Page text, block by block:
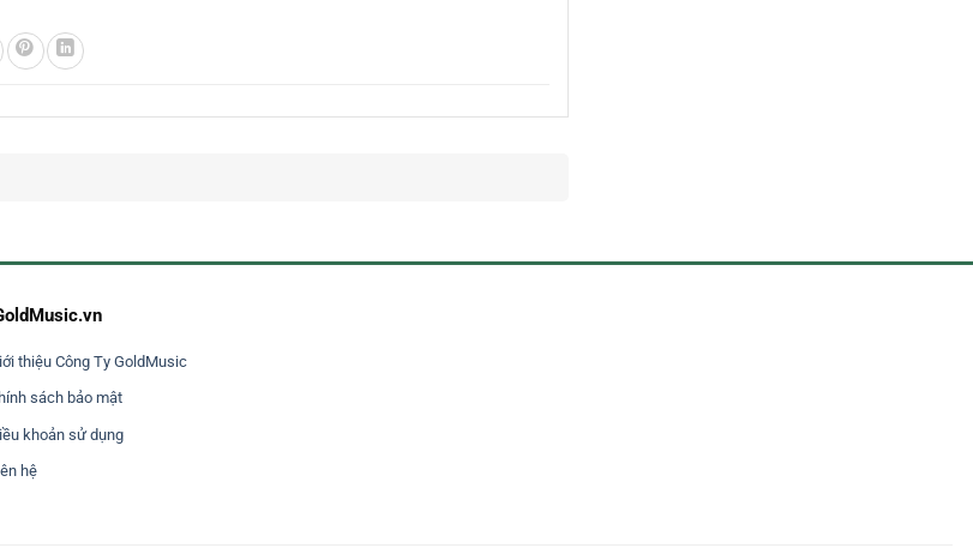
thiệu Công Ty GoldMusic
sách bảo mật
khoản sử dụng
hệ